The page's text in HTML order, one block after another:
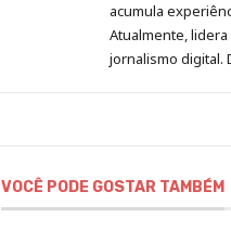
acumula
Atualmente,
jornalismo digital.
VOCÊ PODE GOSTAR TAMBÉM